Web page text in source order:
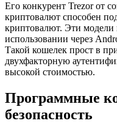
Его конкурент Trezor от
криптовалют способен
криптовалют. Эти
использовании через
Такой кошелек прост в
двухфакторную
высокой стоимостью.
Программные
безопасность